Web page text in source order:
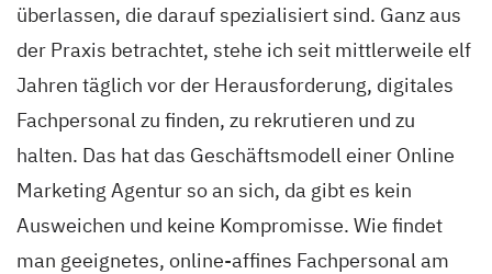
überlassen, die darauf spezialisiert sind. Ganz aus
der Praxis betrachtet, stehe ich seit mittlerweile elf
Jahren täglich vor der Herausforderung, digitales
Fachpersonal zu finden, zu rekrutieren und zu
halten. Das hat das Geschäftsmodell einer Online
Marketing Agentur so an sich, da gibt es kein
Ausweichen und keine Kompromisse. Wie findet
man geeignetes, online-affines Fachpersonal am